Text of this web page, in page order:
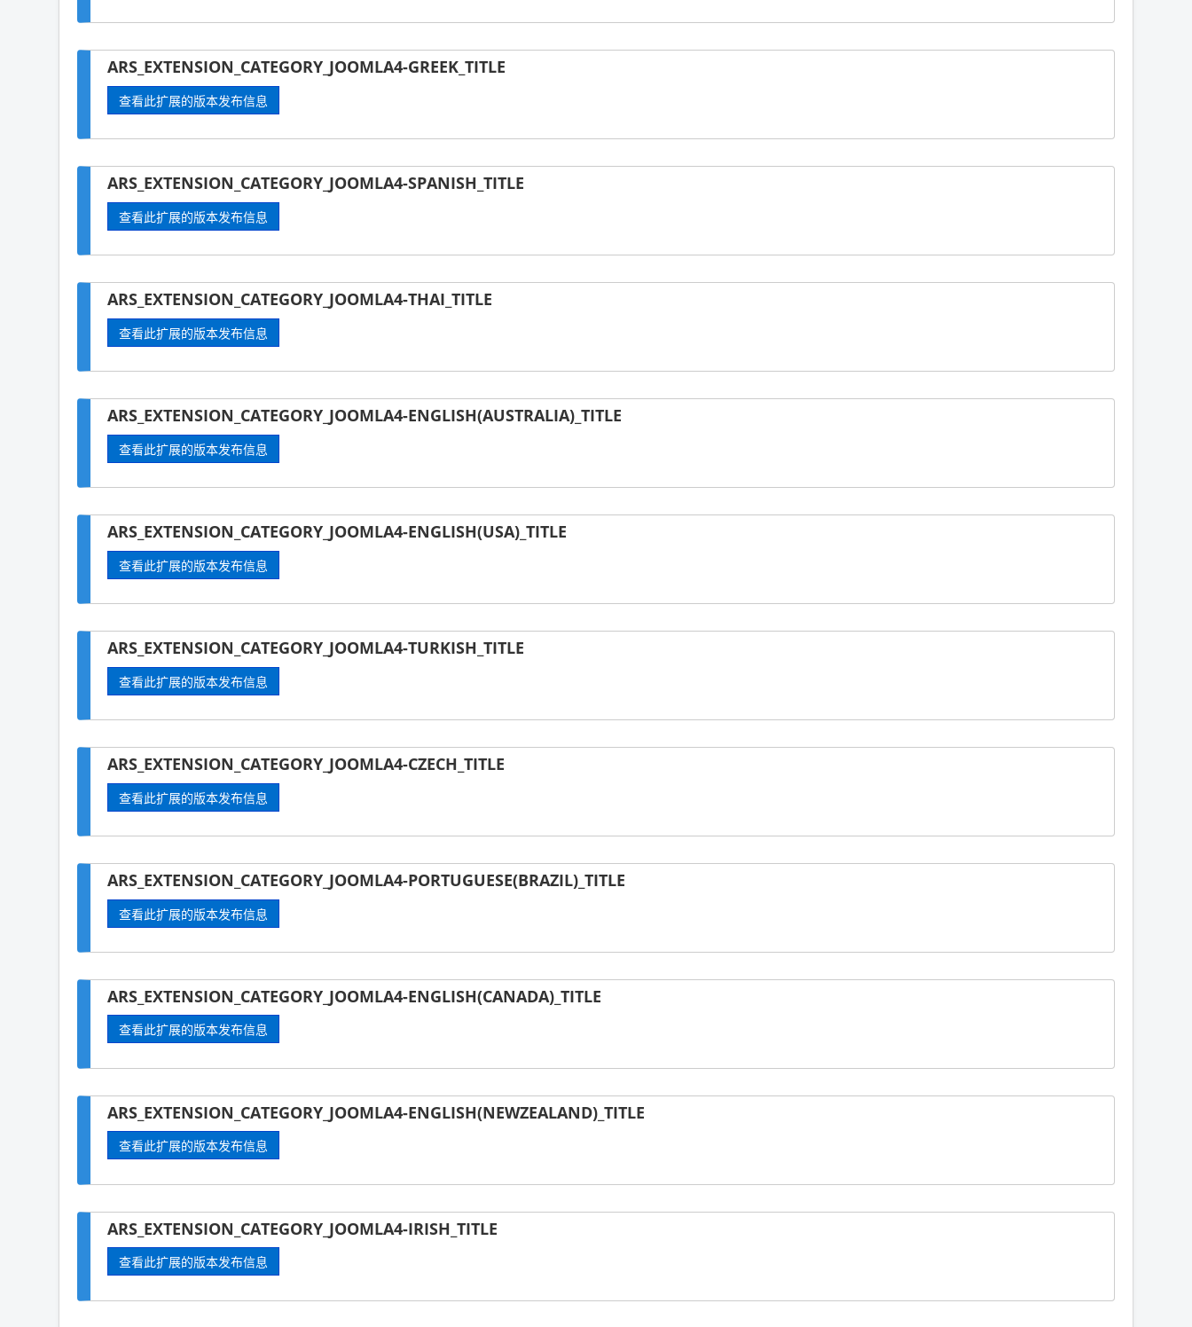
ARS_EXTENSION_CATEGORY_JOOMLA4-GREEK_TITLE
查看此扩展的版本发布信息
ARS_EXTENSION_CATEGORY_JOOMLA4-SPANISH_TITLE
查看此扩展的版本发布信息
ARS_EXTENSION_CATEGORY_JOOMLA4-THAI_TITLE
查看此扩展的版本发布信息
ARS_EXTENSION_CATEGORY_JOOMLA4-ENGLISH(AUSTRALIA)_TITLE
查看此扩展的版本发布信息
ARS_EXTENSION_CATEGORY_JOOMLA4-ENGLISH(USA)_TITLE
查看此扩展的版本发布信息
ARS_EXTENSION_CATEGORY_JOOMLA4-TURKISH_TITLE
查看此扩展的版本发布信息
ARS_EXTENSION_CATEGORY_JOOMLA4-CZECH_TITLE
查看此扩展的版本发布信息
ARS_EXTENSION_CATEGORY_JOOMLA4-PORTUGUESE(BRAZIL)_TITLE
查看此扩展的版本发布信息
ARS_EXTENSION_CATEGORY_JOOMLA4-ENGLISH(CANADA)_TITLE
查看此扩展的版本发布信息
ARS_EXTENSION_CATEGORY_JOOMLA4-ENGLISH(NEWZEALAND)_TITLE
查看此扩展的版本发布信息
ARS_EXTENSION_CATEGORY_JOOMLA4-IRISH_TITLE
查看此扩展的版本发布信息